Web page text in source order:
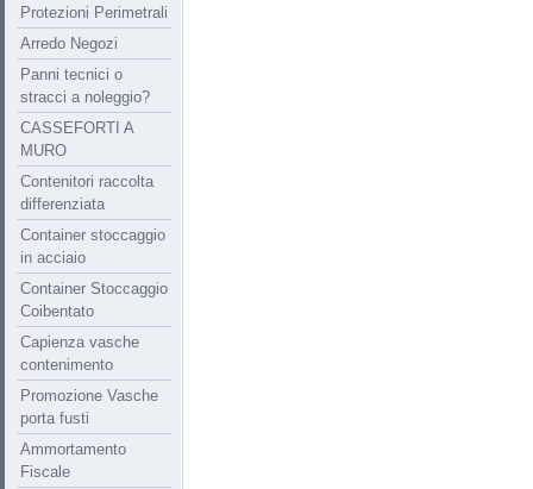
Protezioni Perimetrali
Arredo Negozi
Panni tecnici o
stracci a noleggio?
CASSEFORTI A
MURO
Contenitori raccolta
differenziata
Container stoccaggio
in acciaio
Container Stoccaggio
Coibentato
Capienza vasche
contenimento
Promozione Vasche
porta fusti
Ammortamento
Fiscale